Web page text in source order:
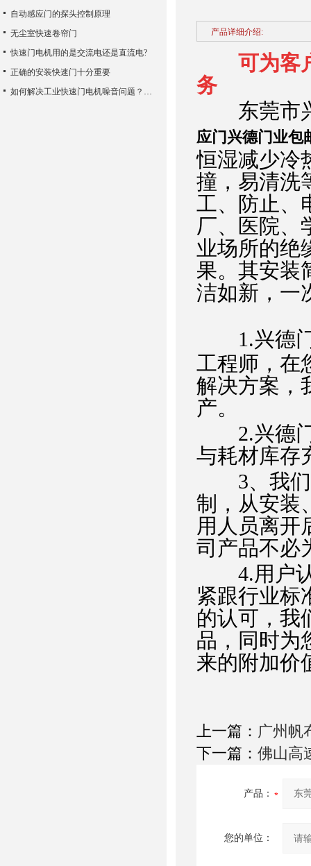
产品详细介绍:
可为客
务
东莞市兴
应门兴德门业包
恒湿减少冷
撞，易清洗
工、防止、
厂、医院、
业场所的绝
果。其安装
洁如新，一
1.兴德
工程师，在
解决方案，
产。
2.兴德门
与耗材库存
3、我们
制，从安装
用人员离开
司产品不必
4.用户认
紧跟行业标
的认可，我
品，同时为
来的附加价
上一篇： 广州帆
下一篇： 佛山高
产品：
您的单位：
自动感应门的探头控制原理
无尘室快速卷帘门
快速门电机用的是交流电还是直流电?
正确的安装快速门十分重要
如何解决工业快速门电机噪音问题？这三个方法很关键